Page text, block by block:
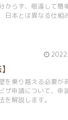
からず、敬遠して簡
日本とは異なる仕組
を乗り越える必要が
ザ申請について、申
解説します。